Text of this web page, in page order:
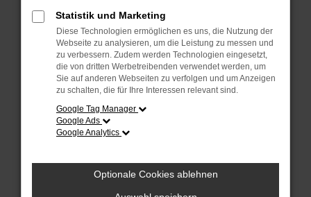
verhindern. Funktioniert die Seite in einem
anderen Browser oder in einem privaten
Fenster?
Starte dein Gerät neu.
Das kann manchmal helfen,
vorübergehende Probleme zu beheben.
Stelle sicher, dass dein Browser und dein
Betriebssystem auf dem neuesten Stand
Veraltete Software birgt nicht nur ein
Statistik und Marketing
Diese Technologien ermöglichen es uns, die Nutzung der
Webseite zu analysieren, um die Leistung zu messen und
zu verbessern. Zudem werden Technologien eingesetzt,
die von dritten Werbetreibenden verwendet werden, um
Sie auf anderen Webseiten zu verfolgen und um Anzeigen
zu schalten, die für Ihre Interessen relevant sind.
Google Tag Manager
Google Ads
Google Analytics
Optionale Cookies ablehnen